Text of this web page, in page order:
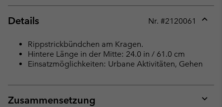
Details Nr. #2120061
Rippstrickbündchen am Kragen.
Hintere Länge in der Mitte: 24.0 in / 61.0 cm
Einsatzmöglichkeiten: Urbane Aktivitäten, Gehen
Zusammensetzung